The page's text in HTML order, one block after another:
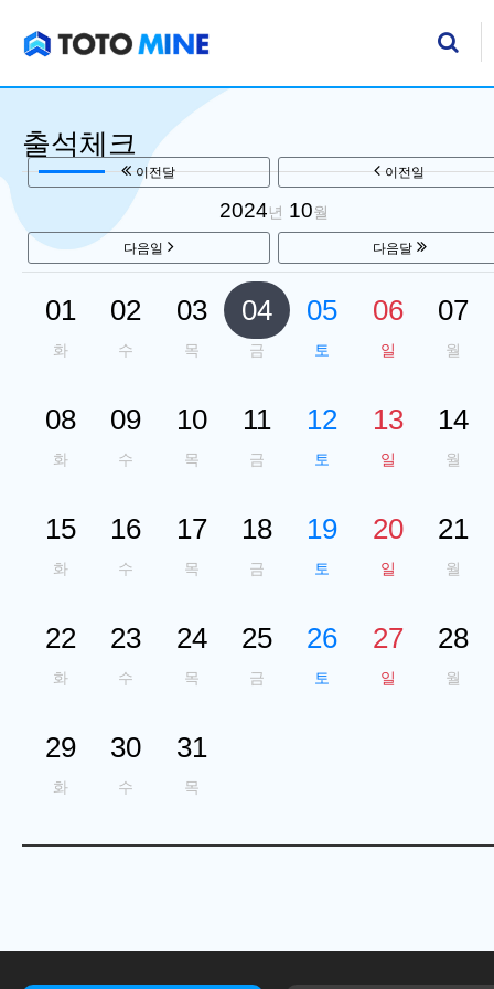
출석체크
2024년 10월
이전달 이전일
다음일 다음달
01
화
02
수
03
목
04
금
05
토
06
일
07
월
08
화
09
수
10
목
11
금
12
토
13
일
14
월
15
화
16
수
17
목
18
금
19
토
20
일
21
월
22
화
23
수
24
목
25
금
26
토
27
일
28
월
29
화
30
수
31
목